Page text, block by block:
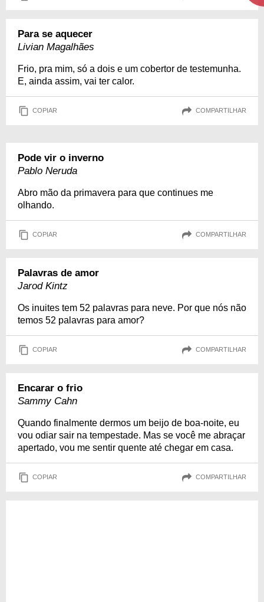
Para se aquecer
Livian Magalhães
Frio, pra mim, só a dois e um cobertor de testemunha.
E, ainda assim, vai ter calor.
COPIAR COMPARTILHAR
Pode vir o inverno
Pablo Neruda
Abro mão da primavera para que continues me
olhando.
COPIAR COMPARTILHAR
Palavras de amor
Jarod Kintz
Os inuites tem 52 palavras para neve. Por que nós não
temos 52 palavras para amor?
COPIAR COMPARTILHAR
Encarar o frio
Sammy Cahn
Quando finalmente dermos um beijo de boa-noite, eu
vou odiar sair na tempestade. Mas se você me abraçar
apertado, vou me sentir quente até chegar em casa.
COPIAR COMPARTILHAR